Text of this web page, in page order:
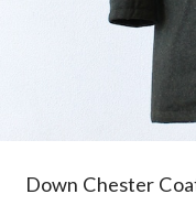
Down Chester